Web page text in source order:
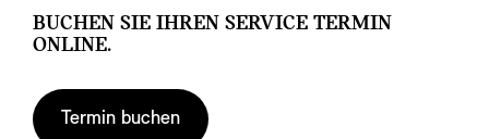
BUCHEN SIE IHREN SERVICE TERMIN
ONLINE.
Termin buchen